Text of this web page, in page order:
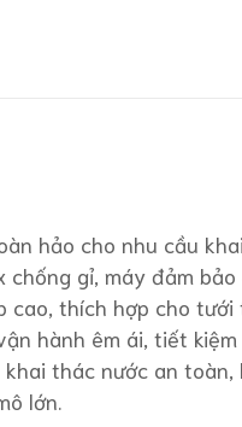
hảo cho nhu cầu
gỉ, máy đảm
cao, thích hợp cho
hành êm ái, tiết
thác nước an
lớn.